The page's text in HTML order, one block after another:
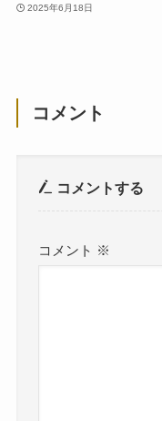
2025年6月18日
コメント
コメントする
コメント ※